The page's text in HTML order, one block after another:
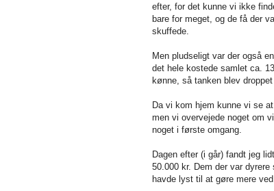
efter, for det kunne vi ikke
bare for meget, og de få der
skuffede.
Men pludseligt var der også
det hele kostede samlet ca.
kønne, så tanken blev droppet
Da vi kom hjem kunne vi se
men vi overvejede noget om
noget i første omgang.
Dagen efter (i går) fandt jeg
50.000 kr. Dem der var
havde lyst til at gøre mere ved